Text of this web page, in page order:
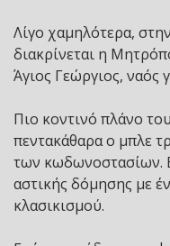
Λίγο χαμηλότερα,
διακρίνεται η
Άγιος Γεώργιος,
Πιο κοντινό πλάνο
πεντακάθαρα ο μπλε
των κωδωνοστασίων.
αστικής δόμησης με
κλασικισμού.